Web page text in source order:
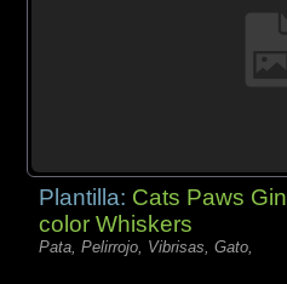
Plantilla: Cats Paws
color Whiskers
Pata, Pelirrojo, Vibrisas, Gato,